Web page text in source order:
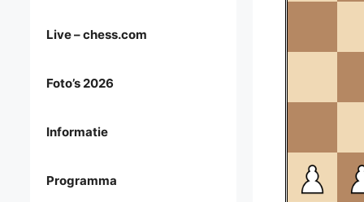
Live – chess.com
Foto’s 2026
Informatie
Programma